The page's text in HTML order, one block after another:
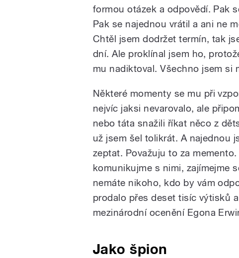
formou otázek a odpovědí. Pak
Pak se najednou vrátil a ani ne
Chtěl jsem dodržet termín, tak
dní. Ale proklínal jsem ho,
mu nadiktoval. Všechno jsem si
Některé momenty se mu při
nejvíc jaksi nevarovalo, ale
nebo táta snažili říkat něco z
už jsem šel tolikrát. A najednou
zeptat. Považuju to za
komunikujme s nimi, zajímejme
nemáte nikoho, kdo by vám
prodalo přes deset tisíc výtisků
mezinárodní ocenění Egona
Jako špion